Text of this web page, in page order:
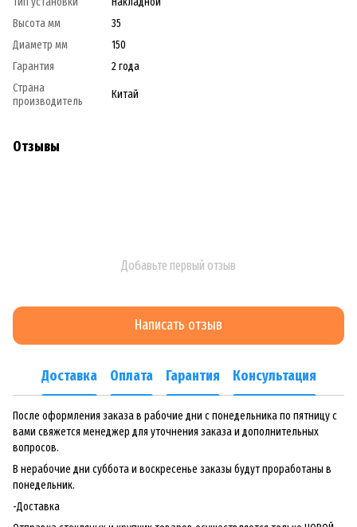
Высота мм
35
Диаметр мм
150
Гарантия
2 года
Страна
производитель
Китай
Отзывы
Добавьте первый отзыв
Написать отзыв
Доставка Оплата Гарантия Консультация
После оформления заказа в рабочие дни с понедельника по пятницу с
вами свяжется менеджер для уточнения заказа и дополнительных
вопросов.
В нерабочие дни суббота и воскресенье заказы будут проработаны в
понедельник.
-Доставка